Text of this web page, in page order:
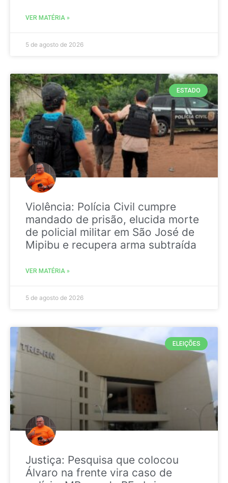
VER MATÉRIA »
5 de agosto de 2026
ESTADO
Violência: Polícia Civil cumpre
mandado de prisão, elucida morte
de policial militar em São José de
Mipibu e recupera arma subtraída
VER MATÉRIA »
5 de agosto de 2026
ELEIÇÕES
Justiça: Pesquisa que colocou
Álvaro na frente vira caso de